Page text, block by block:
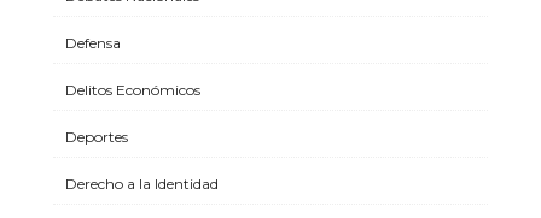
Defensa
Delitos Económicos
Deportes
Derecho a la Identidad